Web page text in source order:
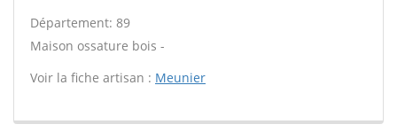
Département: 89
Maison ossature bois -
Voir la fiche artisan : Meunier